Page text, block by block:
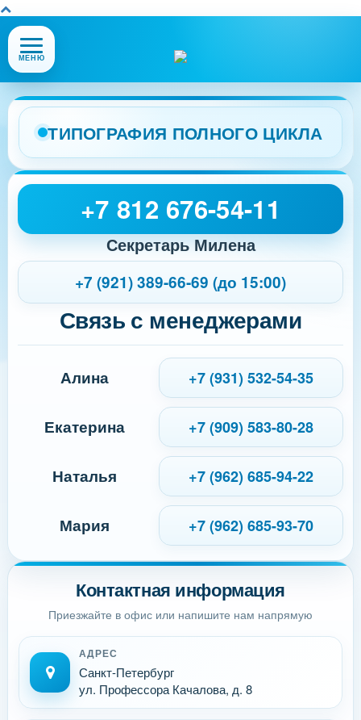
Открыть
или
меню
сайта
МЕНЮ
ТИПОГРАФИЯ ПОЛНОГО ЦИКЛА
Контактная информация
Приезжайте в офис или напишите нам напрямую
АДРЕС
Санкт-Петербург
ул. Профессора Качалова, д. 8
+7 812 676-54-11
Секретарь Милена
+7 (921) 389-66-69 (до 15:00)
Связь с менеджерами
Алина +7 (931) 532-54-35
Екатерина +7 (909) 583-80-28
Наталья +7 (962) 685-94-22
Мария +7 (962) 685-93-70